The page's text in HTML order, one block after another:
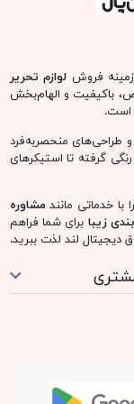
زمینه فروش لوازم تحریر
باکیفیت و الهام‌بخش
است.
طراحی‌های منحصربه‌فرد
گرفته تا استیکرهای
خدماتی مانندمشاوره
زیبا برای شما فراهم
دیجیتال لند لذت ببرید.